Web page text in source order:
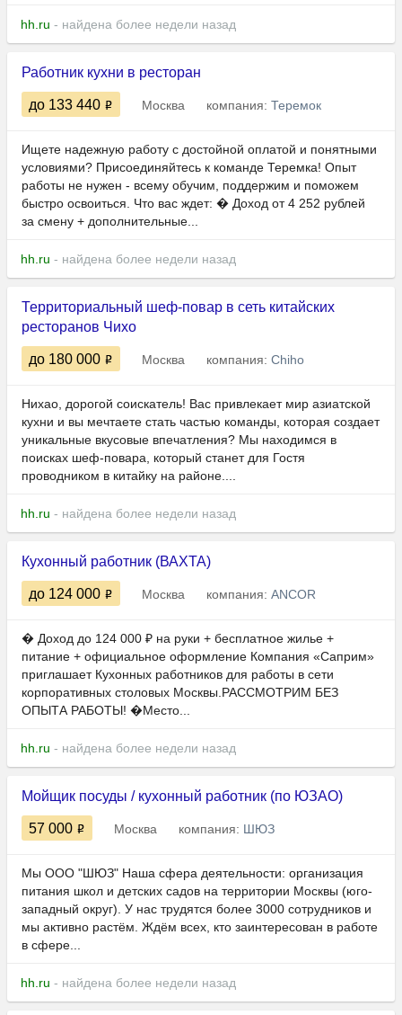
hh.ru - найдена более недели назад
Работник кухни в ресторан
до 133 440 Москва компания: Теремок
Ищете надежную работу с достойной оплатой и понятными
условиями? Присоединяйтесь к команде Теремка! Опыт
работы не нужен - всему обучим, поддержим и поможем
быстро освоиться. Что вас ждет: � Доход от 4 252 рублей
за смену + дополнительные...
hh.ru - найдена более недели назад
Территориальный шеф-повар в сеть китайских
ресторанов Чихо
до 180 000 Москва компания: Chiho
Нихао, дорогой соискатель! Вас привлекает мир азиатской
кухни и вы мечтаете стать частью команды, которая создает
уникальные вкусовые впечатления? Мы находимся в
поисках шеф-повара, который станет для Гостя
проводником в китайку на районе....
hh.ru - найдена более недели назад
Кухонный работник (ВАХТА)
до 124 000 Москва компания: ANCOR
� Доход до 124 000 ₽ на руки + бесплатное жилье +
питание + официальное оформление Компания «Саприм»
приглашает Кухонных работников для работы в сети
корпоративных столовых Москвы.РАССМОТРИМ БЕЗ
ОПЫТА РАБОТЫ! �Место...
hh.ru - найдена более недели назад
Мойщик посуды / кухонный работник (по ЮЗАО)
57 000 Москва компания: ШЮЗ
Мы ООО "ШЮЗ" Наша сфера деятельности: организация
питания школ и детских садов на территории Москвы (юго-
западный округ). У нас трудятся более 3000 сотрудников и
мы активно растём. Ждём всех, кто заинтересован в работе
в сфере...
hh.ru - найдена более недели назад